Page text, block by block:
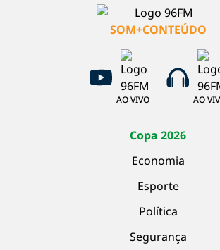
SOM+CONTEÚDO
AO VIVO AO
Copa 2026
Economia
Esporte
Política
Segurança